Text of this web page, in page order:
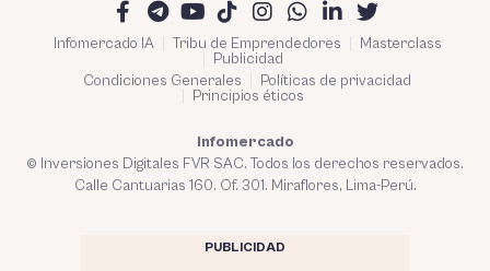
Infomercado IA Tribu de Emprendedores
Masterclass
Publicidad
Condiciones Generales
Políticas de privacidad
Principios éticos
Infomercado
© Inversiones Digitales FVR SAC. Todos los derechos reservados.
Calle Cantuarias 160. Of. 301. Miraflores, Lima-Perú.
PUBLICIDAD